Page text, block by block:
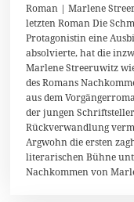
.
A
u
g
s
t
2
0
1
4
Roman | Marlene
letzten Roman Die
Protagonistin eine
absolvierte, hat die
Marlene Streeruwitz
des Romans
aus dem
der jungen
Rückverwandlung
Argwohn die ersten
literarischen Bühne
Nachkommen von